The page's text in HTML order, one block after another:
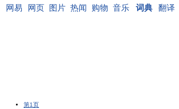
网易 网页 图片 热闻 购物 音乐 词典 翻译
第1页